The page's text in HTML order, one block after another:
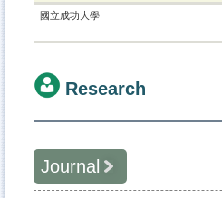
國立成功大學
Research
Journal